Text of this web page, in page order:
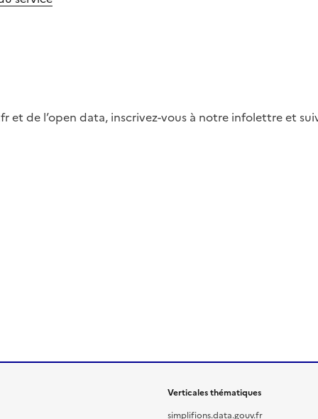
et de l’open data, inscrivez-vous à notre infolettre et
Verticales thématiques
simplifions.data.gouv.fr